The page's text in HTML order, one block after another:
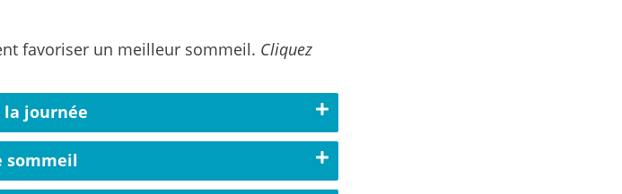
favoriser un meilleur sommeil. Cliquez
la journée
sommeil